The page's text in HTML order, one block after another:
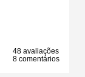
48 avaliações
8 comentários